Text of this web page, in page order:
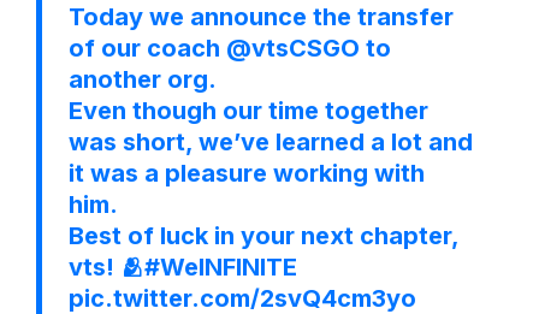
Today we announce the transfer
of our coach @vtsCSGO to
another org.
Even though our time together
was short, we’ve learned a lot and
it was a pleasure working with
him.
Best of luck in your next chapter,
vts! 🫂#WeINFINITE
pic.twitter.com/2svQ4cm3yo